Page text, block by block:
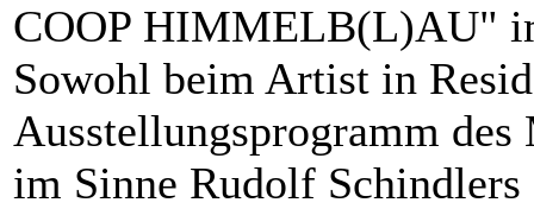
COOP HIMMELB(L)AU"
Sowohl beim Artist in
Ausstellungsprogramm
im Sinne Rudolf